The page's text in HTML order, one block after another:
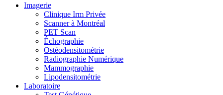
Imagerie
Clinique Irm Privée
Scanner à Montréal
PET Scan
Échographie
Ostéodensitométrie
Radiographie Numérique
Mammographie
Lipodensitométrie
Laboratoire